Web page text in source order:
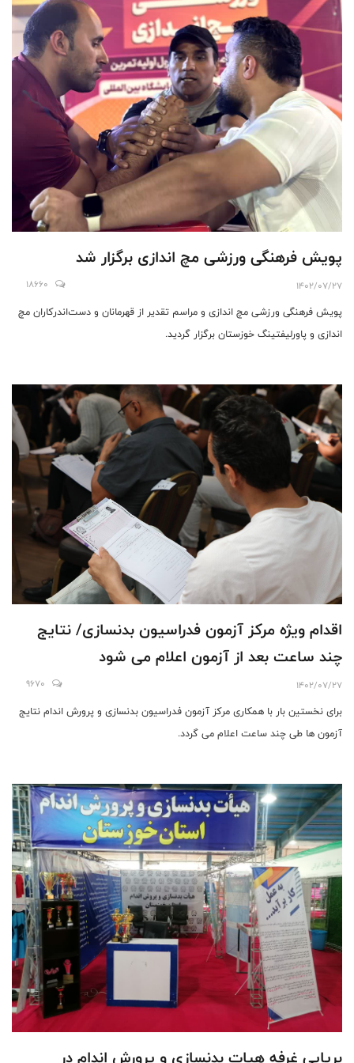
پویش فرهنگی ورزشی مچ اندازی برگزار شد
1402/07/27
18660
پویش فرهنگی ورزشی مچ اندازی و مراسم تقدیر از قهرمانان و دست‌اندرکاران مچ
اندازی و پاورلیفتینگ خوزستان برگزار گردید.
اقدام ویژه مرکز آزمون فدراسیون بدنسازی/ نتایج
چند ساعت بعد از آزمون اعلام می شود
1402/07/27
9670
برای نخستین بار با همکاری مرکز آزمون فدراسیون بدنسازی و‌ پرورش اندام نتایج
آزمون ها طی چند ساعت اعلام می گردد.
برپایی غرفه هیات بدنسازی و پرورش اندام در